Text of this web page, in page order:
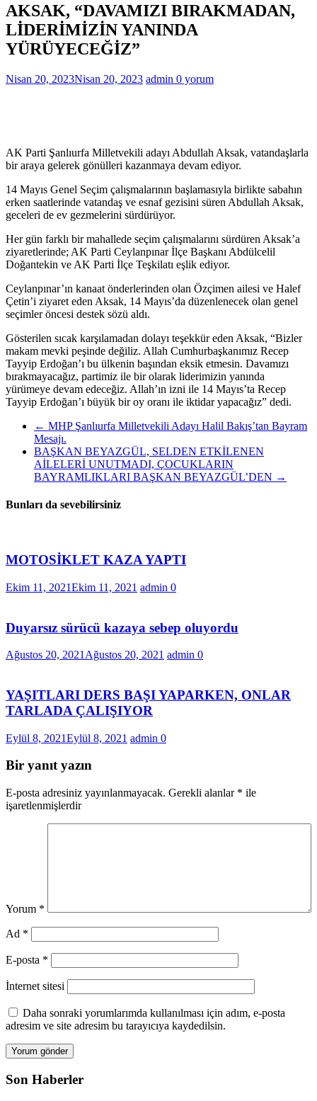
AKSAK, “DAVAMIZI BIRAKMADAN,
LİDERİMİZİN YANINDA
YÜRÜYECEĞİZ”
Nisan 20, 2023Nisan 20, 2023 admin 0 yorum
AK Parti Şanlıurfa Milletvekili adayı Abdullah Aksak, vatandaşlarla
bir araya gelerek gönülleri kazanmaya devam ediyor.
14 Mayıs Genel Seçim çalışmalarının başlamasıyla birlikte sabahın
erken saatlerinde vatandaş ve esnaf gezisini süren Abdullah Aksak,
geceleri de ev gezmelerini sürdürüyor.
Her gün farklı bir mahallede seçim çalışmalarını sürdüren Aksak’a
ziyaretlerinde; AK Parti Ceylanpınar İlçe Başkanı Abdülcelil
Doğantekin ve AK Parti İlçe Teşkilatı eşlik ediyor.
Ceylanpınar’ın kanaat önderlerinden olan Özçimen ailesi ve Halef
Çetin’i ziyaret eden Aksak, 14 Mayıs’da düzenlenecek olan genel
seçimler öncesi destek sözü aldı.
Gösterilen sıcak karşılamadan dolayı teşekkür eden Aksak, “Bizler
makam mevki peşinde değiliz. Allah Cumhurbaşkanımız Recep
Tayyip Erdoğan’ı bu ülkenin başından eksik etmesin. Davamızı
bırakmayacağız, partimiz ile bir olarak liderimizin yanında
yürümeye devam edeceğiz. Allah’ın izni ile 14 Mayıs’ta Recep
Tayyip Erdoğan’ı büyük bir oy oranı ile iktidar yapacağız” dedi.
← MHP Şanlıurfa Milletvekili Adayı Halil Bakış’tan Bayram
Mesajı.
BAŞKAN BEYAZGÜL, SELDEN ETKİLENEN
AİLELERİ UNUTMADI, ÇOCUKLARIN
BAYRAMLIKLARI BAŞKAN BEYAZGÜL’DEN →
Bunları da sevebilirsiniz
MOTOSİKLET KAZA YAPTI
Ekim 11, 2021Ekim 11, 2021 admin 0
Duyarsız sürücü kazaya sebep oluyordu
Ağustos 20, 2021 Ağustos 20, 2021 admin 0
YAŞITLARI DERS BAŞI YAPARKEN, ONLAR
TARLADA ÇALIŞIYOR
Eylül 8, 2021Eylül 8, 2021 admin 0
Bir yanıt yazın
E-posta adresiniz yayınlanmayacak. Gerekli alanlar * ile
işaretlenmişlerdir
Yorum *
Ad *
E-posta *
İnternet sitesi
Daha sonraki yorumlarımda kullanılması için adım, e-posta
adresim ve site adresim bu tarayıcıya kaydedilsin.
Son Haberler